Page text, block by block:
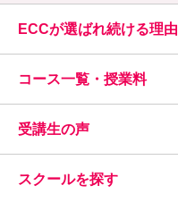
ECCが選ばれ続ける理由
コース一覧・授業料
受講生の声
スクールを探す